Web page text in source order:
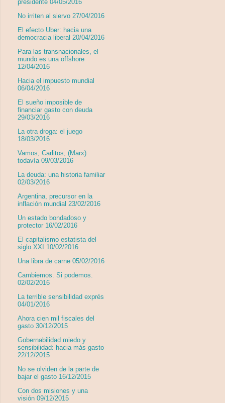
presidente 04/05/2016
No irriten al siervo 27/04/2016
El efecto Uber: hacia una
democracia liberal 20/04/2016
Para las transnacionales, el
mundo es una offshore
12/04/2016
Hacia el impuesto mundial
06/04/2016
El sueño imposible de
financiar gasto con deuda
29/03/2016
La otra droga: el juego
18/03/2016
Vamos, Carlitos, (Marx)
todavía 09/03/2016
La deuda: una historia familiar
02/03/2016
Argentina, precursor en la
inflación mundial 23/02/2016
Un estado bondadoso y
protector 16/02/2016
El capitalismo estatista del
siglo XXI 10/02/2016
Una libra de carne 05/02/2016
Cambiemos. Si podemos.
02/02/2016
La terrible sensibilidad exprés
04/01/2016
Ahora cien mil fiscales del
gasto 30/12/2015
Gobernabilidad miedo y
sensibilidad: hacia más gasto
22/12/2015
No se olviden de la parte de
bajar el gasto 16/12/2015
Con dos misiones y una
visión 09/12/2015